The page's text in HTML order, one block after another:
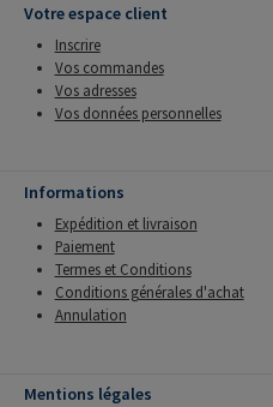
Votre espace client
Inscrire
Vos commandes
Vos adresses
Vos données personnelles
Informations
Expédition et livraison
Paiement
Termes et Conditions
Conditions générales d'achat
Annulation
Mentions légales